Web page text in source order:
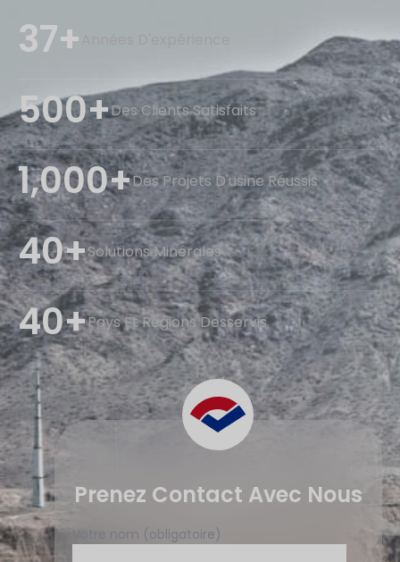
37+
500+Des Clients Satisfaits
1,000+Des Projets D'usine Réussis
40+Solutions Minérales
40+Pays Et Régions Desservis
Prenez Contact Avec Nous
Votre nom (obligatoire)